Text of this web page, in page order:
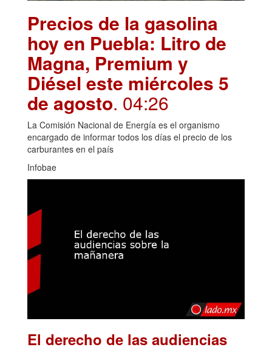
Precios de la gasolina
hoy en Puebla: Litro de
Magna, Premium y
Diésel este miércoles 5
de agosto. 04:26
La Comisión Nacional de Energía es el organismo
encargado de informar todos los días el precio de los
carburantes en el país
Infobae
El derecho de las audiencias